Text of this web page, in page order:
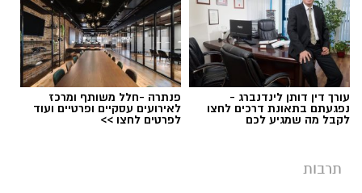
הישראלית, משיקה את ״משקפיים ורודים״,
תערוכת איורים חדשה וייחודית, שתוצג בין
התאריכים 7.9 – 8.8 בגלריה בבית יד לבנים רעננה.
התערוכה, שאצרה תמי סינר, מציעה חוויה
אסקפיסטית ונוסטלגית לעולם הדמיון של ספרות
הילדים, דרך איורים מקוריים של 28 מאיירים
עורך דין דותן לינדנברג -
נפגעתם בתאונת דרכים לחצו
לקבל מה שמגיע לכם
פנתרה -חלל משותף ומרכז
לאירועים עסקיים ופרטיים ועוד
לפרטים לחצו >>
תרבות